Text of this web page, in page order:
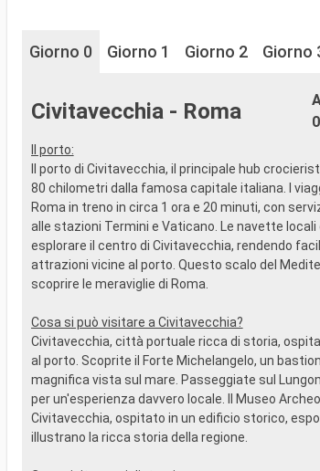
Giorno 0 Giorno 1 Giorno 2 Giorno
Civitavecchia - Roma
Il porto:
Il porto di Civitavecchia, il principale hub
80 chilometri dalla famosa capitale italiana. I
Roma in treno in circa 1 ora e 20 minuti, con
alle stazioni Termini e Vaticano. Le navette
esplorare il centro di Civitavecchia, rendendo
attrazioni vicine al porto. Questo scalo del
scoprire le meraviglie di Roma.
Cosa si può visitare a Civitavecchia?
Civitavecchia, città portuale ricca di storia,
al porto. Scoprite il Forte Michelangelo, un
magnifica vista sul mare. Passeggiate sul
per un'esperienza davvero locale. Il Museo
Civitavecchia, ospitato in un edificio storico,
illustrano la ricca storia della regione.